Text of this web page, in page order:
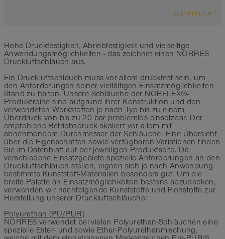
schwarz mit 4 gelben Längsstreifen
ZUM PRODUKT
Hohe Druckfestigkeit, Abriebfestigkeit und vielseitige
Anwendungsmöglichkeiten - das zeichnet einen NORRES
Druckluftschlauch aus.
Ein Druckluftschlauch muss vor allem druckfest sein, um
den Anforderungen seiner vielfältigen Einsatzmöglichkeiten
Stand zu halten. Unsere Schläuche der NORFLEX®-
Produktreihe sind aufgrund ihrer Konstruktion und den
verwendeten Werkstoffen je nach Typ bis zu einem
Überdruck von bis zu 20 bar problemlos einsetzbar. Der
empfohlene Betriebsdruck skaliert vor allem mit
abnehmendem Durchmesser der Schläuche. Eine Übersicht
über die Eigenschaften sowie verfügbaren Variationen finden
Sie im Datenblatt auf der jeweiligen Produktseite. Da
verschiedene Einsatzgebiete spezielle Anforderungen an den
Druckluftschlauch stellen, eignen sich je nach Anwendung
bestimmte Kunststoff-Materialien besonders gut. Um die
breite Palette an Einsatzmöglichkeiten bestens abzudecken,
verwenden wir nachfolgende Kunststoffe und Rohstoffe zur
Herstellung unserer Druckluftschläuche:
Polyurethan (PU/PUR)
NORRES verwendet bei vielen Polyurethan-Schläuchen eine
spezielle Ester- und sowie Ether-Polyurethanmischung,